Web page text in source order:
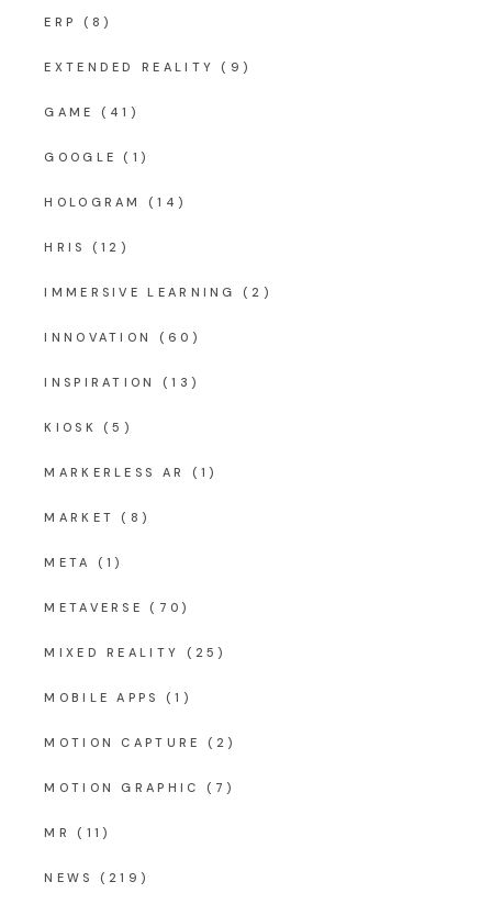
ERP (8)
EXTENDED REALITY (9)
GAME (41)
GOOGLE (1)
HOLOGRAM (14)
HRIS (12)
IMMERSIVE LEARNING (2)
INNOVATION (60)
INSPIRATION (13)
KIOSK (5)
MARKERLESS AR (1)
MARKET (8)
META (1)
METAVERSE (70)
MIXED REALITY (25)
MOBILE APPS (1)
MOTION CAPTURE (2)
MOTION GRAPHIC (7)
MR (11)
NEWS (219)